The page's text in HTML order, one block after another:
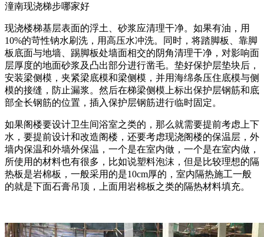
潼南现浇梯步哪家好
现浇楼梯基层表面的浮土、砂浆应清理干净。如果有油，用
10%的苛性钠水刷洗，用高压水冲洗。同时，将踏脚板、靠脚
板底面与地墙、踢脚板处墙面相交的阴角清理干净，对影响面
层厚度的地面砂浆及凸出部分进行凿毛。垫好保护层垫块后，
安装梁侧模，夹紧梁底模和梁侧模，并用海绵条压住底模与侧
模的接缝，防止漏浆。然后在梯梁侧模上标出保护层钢筋和底
部全长钢筋的位置，插入保护层钢筋进行临时固定。
如果阁楼要设计卫生间浴室之类的，那么就需要提前考虑上下
水，要提前设计和改造阁楼，还要考虑现浇阁楼的保温层，外
墙内保温和外墙外保温，一个是在室内做，一个是在室内做，
所使用的材料也有很多，比如说塑料泡沫，但是比较理想的隔
热板是岩棉板，一般采用的是10cm厚的，室内隔热施工一般
的就是下面石膏吊顶，上面用岩棉板之类的隔热材料填充。